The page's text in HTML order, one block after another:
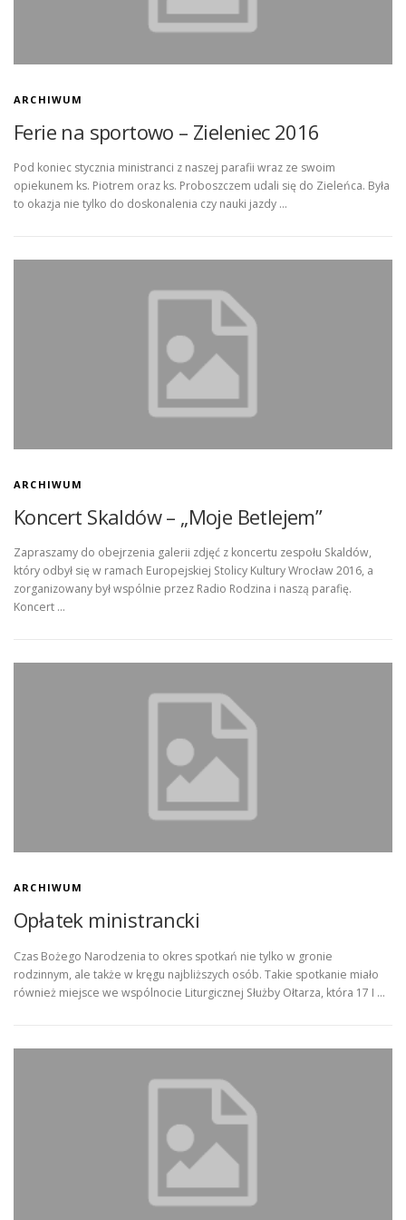
ARCHIWUM
Ferie na sportowo – Zieleniec 2016
Pod koniec stycznia ministranci z naszej parafii wraz ze swoim
opiekunem ks. Piotrem oraz ks. Proboszczem udali się do Zieleńca. Była
to okazja nie tylko do doskonalenia czy nauki jazdy …
ARCHIWUM
Koncert Skaldów – „Moje Betlejem”
Zapraszamy do obejrzenia galerii zdjęć z koncertu zespołu Skaldów,
który odbył się w ramach Europejskiej Stolicy Kultury Wrocław 2016, a
zorganizowany był wspólnie przez Radio Rodzina i naszą parafię.
Koncert …
ARCHIWUM
Opłatek ministrancki
Czas Bożego Narodzenia to okres spotkań nie tylko w gronie
rodzinnym, ale także w kręgu najbliższych osób. Takie spotkanie miało
również miejsce we wspólnocie Liturgicznej Służby Ołtarza, która 17 I …